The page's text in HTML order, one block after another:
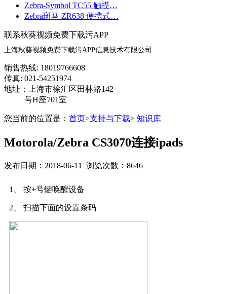
Zebra-Symbol TC55 触摸…
Zebra斑马 ZR638 便携式…
联系秋葵视频免费下载污APP
上海秋葵视频免费下载污APP信息技术有限公司
销售热线: 18019766608
传真: 021-54251974
地址：上海市徐汇区田林路142
号H座701室
您当前的位置是： 首页>支持与下载> 知识库
Motorola/Zebra CS3070连接ipads
发布日期：2018-06-11 浏览次数：8646
1、 按+号键唤醒设备
2、 扫描下面的设置条码